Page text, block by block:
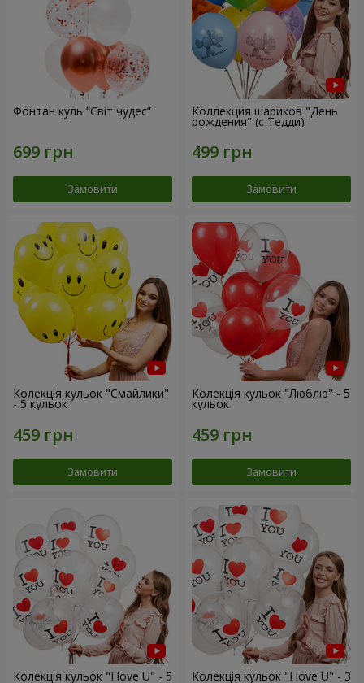
Фонтан куль “Світ чудес”
Замовити
Коллекция шариков "День
рождения" (с Тедди)
Замовити
Колекція кульок "Смайлики"
- 5 кульок
Замовити
Колекція кульок "Люблю" - 5
кульок
Замовити
Колекція кульок "I love U" - 5 Колекція кульок "I love U" - 3